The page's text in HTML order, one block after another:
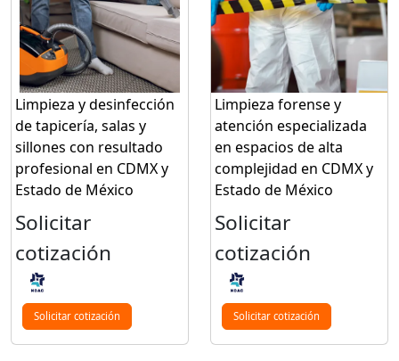
Limpieza y desinfección
de tapicería, salas y
sillones con resultado
profesional en CDMX y
Estado de México
Solicitar
cotización
Solicitar cotización
Limpieza forense y
atención especializada
en espacios de alta
complejidad en CDMX y
Estado de México
Solicitar
cotización
Solicitar cotización